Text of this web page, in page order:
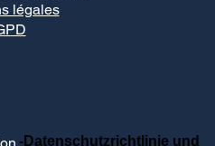
légales
-Datenschutzrichtlinie und